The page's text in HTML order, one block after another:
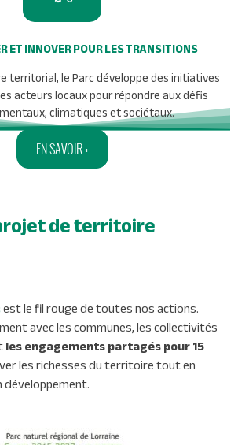
ET INNOVER POUR LES TRANSITIONS
territorial, le Parc développe des initiatives
acteurs locaux pour répondre aux défis
climatiques et sociétaux.
EN SAVOIR +
de territoire
est le fil rouge de toutes nos actions.
avec les communes, les collectivités
les engagements partagés pour 15
les richesses du territoire tout en